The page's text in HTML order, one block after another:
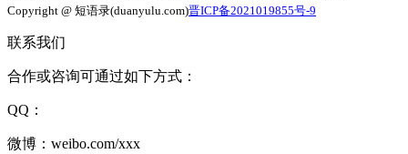
Copyright @ 短语录(duanyulu.com)晋ICP备2021019855号-9
联系我们
合作或咨询可通过如下方式：
QQ：
微博：weibo.com/xxx